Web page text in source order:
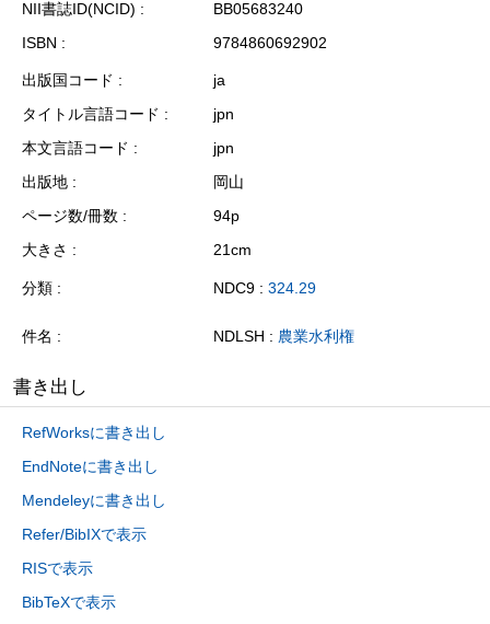
NII書誌ID(NCID)
BB05683240
ISBN
9784860692902
出版国コード
ja
タイトル言語コード
jpn
本文言語コード
jpn
出版地
岡山
ページ数/冊数
94p
大きさ
21cm
分類 NDC9 : 324.29
件名 NDLSH : 農業水利権
書き出し
RefWorksに書き出し
EndNoteに書き出し
Mendeleyに書き出し
Refer/BibIXで表示
RISで表示
BibTeXで表示